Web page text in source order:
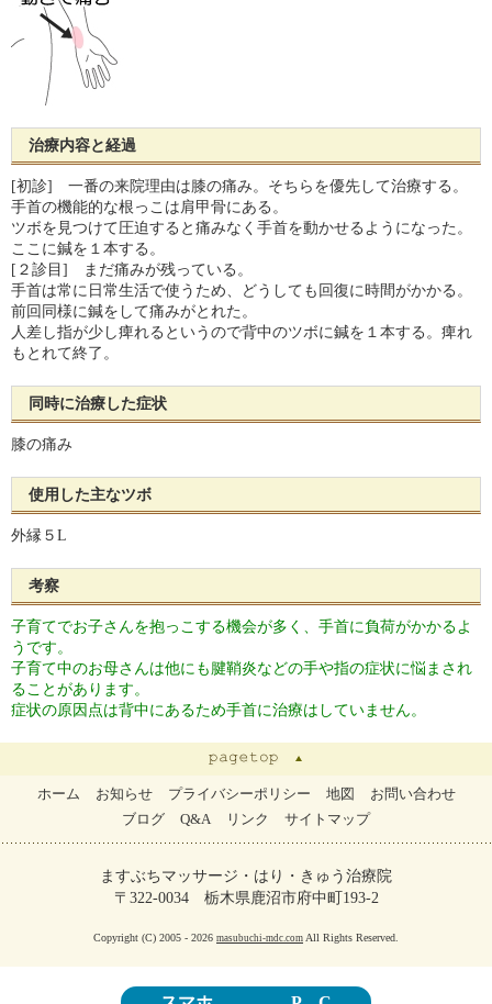
治療内容と経過
[初診] 一番の来院理由は膝の痛み。そちらを優先して治療する。
手首の機能的な根っこは肩甲骨にある。
ツボを見つけて圧迫すると痛みなく手首を動かせるようになった。
ここに鍼を１本する。
[２診目] まだ痛みが残っている。
手首は常に日常生活で使うため、どうしても回復に時間がかかる。
前回同様に鍼をして痛みがとれた。
人差し指が少し痺れるというので背中のツボに鍼を１本する。痺れ
もとれて終了。
同時に治療した症状
膝の痛み
使用した主なツボ
外縁５L
考察
子育てでお子さんを抱っこする機会が多く、手首に負荷がかかるよ
うです。
子育て中のお母さんは他にも腱鞘炎などの手や指の症状に悩まされ
ることがあります。
症状の原因点は背中にあるため手首に治療はしていません。
ホーム お知らせ プライバシーポリシー 地図
お問い合わせ
ブログ
Q&A リンク サイトマップ
ますぶちマッサージ・はり・きゅう治療院
〒322-0034 栃木県鹿沼市府中町193-2
Copyright (C) 2005 - 2026 masubuchi-mdc.com All Rights Reserved.